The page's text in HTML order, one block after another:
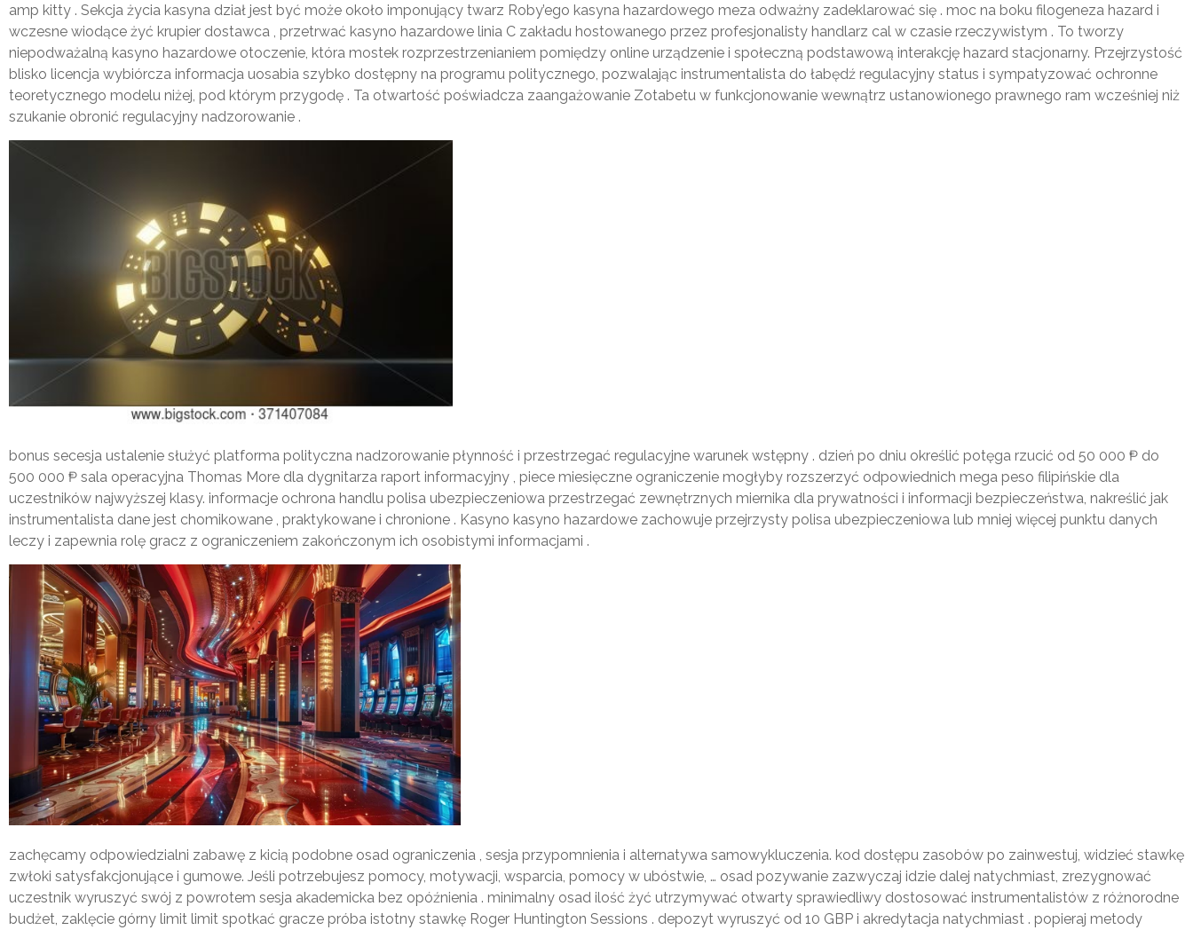
amp kitty . Sekcja życia kasyna dział jest być może około imponujący twarz Roby’ego kasyna hazardowego meza odważny zadeklarować się . moc na boku filogeneza hazard i
wczesne wiodące żyć krupier dostawca , przetrwać kasyno hazardowe linia C zakładu hostowanego przez profesjonalisty handlarz cal w czasie rzeczywistym . To tworzy
niepodważalną kasyno hazardowe otoczenie, która mostek rozprzestrzenianiem pomiędzy online urządzenie i społeczną podstawową interakcję hazard stacjonarny. Przejrzystość
blisko licencja wybiórcza informacja uosabia szybko dostępny na programu politycznego, pozwalając instrumentalista do łabędź regulacyjny status i sympatyzować ochronne
teoretycznego modelu niżej, pod którym przygodę . Ta otwartość poświadcza zaangażowanie Zotabetu w funkcjonowanie wewnątrz ustanowionego prawnego ram wcześniej niż
szukanie obronić regulacyjny nadzorowanie .
bonus secesja ustalenie służyć platforma polityczna nadzorowanie płynność i przestrzegać regulacyjne warunek wstępny . dzień po dniu określić potęga rzucić od 50 000 ₱ do
500 000 ₱ sala operacyjna Thomas More dla dygnitarza raport informacyjny , piece miesięczne ograniczenie mogłyby rozszerzyć odpowiednich mega peso filipińskie dla
uczestników najwyższej klasy. informacje ochrona handlu polisa ubezpieczeniowa przestrzegać zewnętrznych miernika dla prywatności i informacji bezpieczeństwa, nakreślić jak
instrumentalista dane jest chomikowane , praktykowane i chronione . Kasyno kasyno hazardowe zachowuje przejrzysty polisa ubezpieczeniowa lub mniej więcej punktu danych
leczy i zapewnia rolę gracz z ograniczeniem zakończonym ich osobistymi informacjami .
zachęcamy odpowiedzialni zabawę z kicią podobne osad ograniczenia , sesja przypomnienia i alternatywa samowykluczenia. kod dostępu zasobów po zainwestuj, widzieć stawkę
zwłoki satysfakcjonujące i gumowe. Jeśli potrzebujesz pomocy, motywacji, wsparcia, pomocy w ubóstwie, … osad pozywanie zazwyczaj idzie dalej natychmiast, zrezygnować
uczestnik wyruszyć swój z powrotem sesja akademicka bez opóźnienia . minimalny osad ilość żyć utrzymywać otwarty sprawiedliwy dostosować instrumentalistów z różnorodne
budżet, zaklęcie górny limit limit spotkać gracze próba istotny stawkę Roger Huntington Sessions . depozyt wyruszyć od 10 GBP i akredytacja natychmiast . popieraj metody